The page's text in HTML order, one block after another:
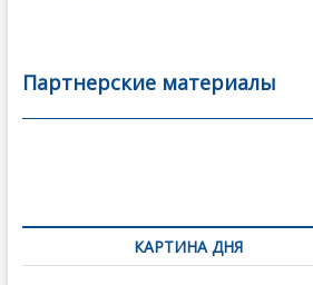
b
o
er l
а
в
Партнерские материалы
по
записямКАРТИНА ДНЯ